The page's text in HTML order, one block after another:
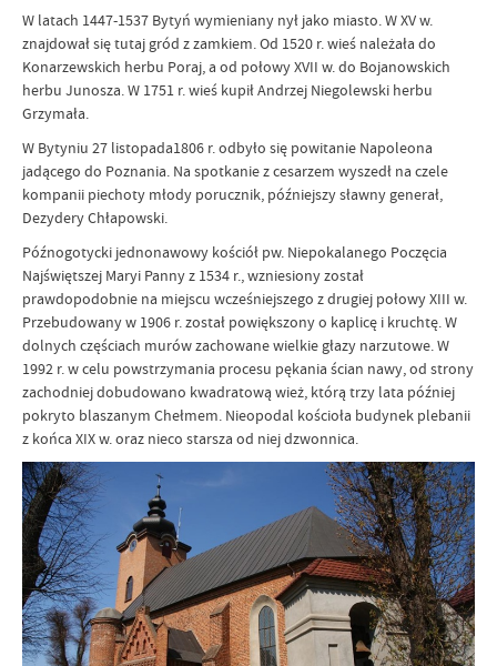
W latach 1447-1537 Bytyń wymieniany nył jako miasto. W XV w.
znajdował się tutaj gród z zamkiem. Od 1520 r. wieś należała do
Konarzewskich herbu Poraj, a od połowy XVII w. do Bojanowskich
herbu Junosza. W 1751 r. wieś kupił Andrzej Niegolewski herbu
Grzymała.
W Bytyniu 27 listopada1806 r. odbyło się powitanie Napoleona
jadącego do Poznania. Na spotkanie z cesarzem wyszedł na czele
kompanii piechoty młody porucznik, późniejszy sławny generał,
Dezydery Chłapowski.
Późnogotycki jednonawowy kościół pw. Niepokalanego Poczęcia
Najświętszej Maryi Panny z 1534 r., wzniesiony został
prawdopodobnie na miejscu wcześniejszego z drugiej połowy XIII w.
Przebudowany w 1906 r. został powiększony o kaplicę i kruchtę. W
dolnych częściach murów zachowane wielkie głazy narzutowe. W
1992 r. w celu powstrzymania procesu pękania ścian nawy, od strony
zachodniej dobudowano kwadratową wież, którą trzy lata później
pokryto blaszanym Chełmem. Nieopodal kościoła budynek plebanii
z końca XIX w. oraz nieco starsza od niej dzwonnica.